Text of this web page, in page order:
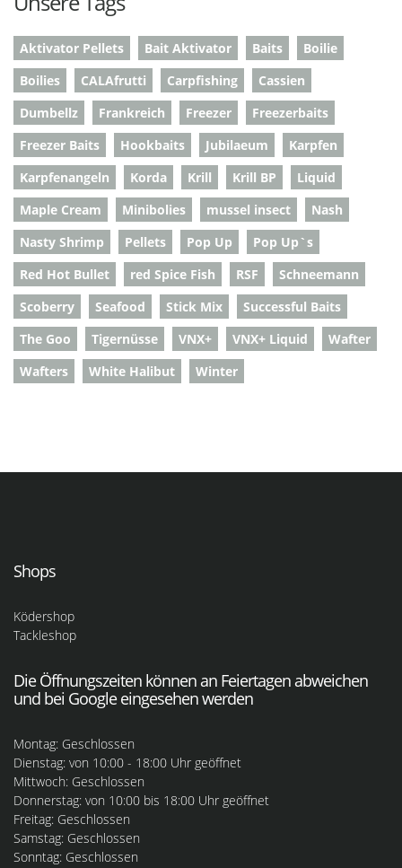
Aktivator Pellets Bait Aktivator Baits
Boilie
Boilies
CALAfrutti Carpfishing
Cassien
Dumbellz
Frankreich Freezer
Freezerbaits
Freezer Baits
Hookbaits Jubilaeum
Karpfen
Karpfenangeln
Korda Krill Krill BP
Liquid
Maple Cream
Minibolies mussel insect
Nash
Nasty Shrimp
Pellets Pop Up
Pop Up`s
Red Hot Bullet
red Spice Fish RSF
Schneemann
Scoberry
Seafood Stick Mix
Successful Baits
The Goo
Tigernüsse VNX+ VNX+ Liquid
Wafter
Wafters
White Halibut Winter
Shops
Ködershop
Tackleshop
Die Öffnungszeiten können an Feiertagen abweichen
und bei Google eingesehen werden
Montag: Geschlossen
Dienstag: von 10:00 - 18:00 Uhr geöffnet
Mittwoch: Geschlossen
Donnerstag: von 10:00 bis 18:00 Uhr geöffnet
Freitag: Geschlossen
Samstag: Geschlossen
Sonntag: Geschlossen